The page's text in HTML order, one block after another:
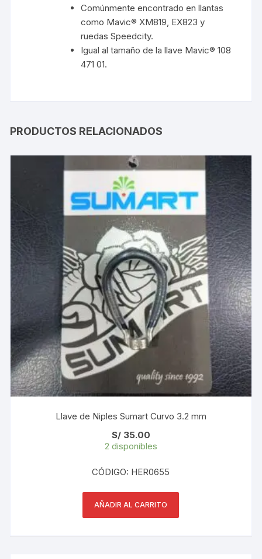
Comúnmente encontrado en llantas
como Mavic® XM819, EX823 y
ruedas Speedcity.
Igual al tamaño de la llave Mavic® 108
471 01.
PRODUCTOS RELACIONADOS
Llave de Niples Sumart Curvo 3.2 mm
S/35.00
2 disponibles
CÓDIGO: HER0655
AÑADIR AL CARRITO